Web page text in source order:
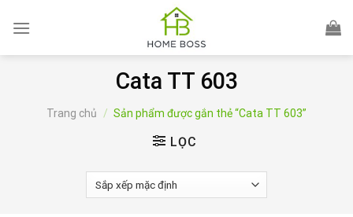
Cata TT 603
Trang chủ / Sản phẩm được gắn thẻ “Cata TT 603”
LỌC